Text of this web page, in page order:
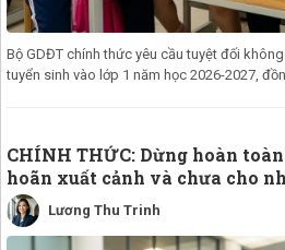
Bộ GDĐT chính thức yêu cầu tuyệt đối
tuyển sinh vào lớp 1 năm học 2026-2027,
CHÍNH THỨC: Dừng hoàn
hoãn xuất cảnh và chưa cho
Lương Thu Trinh